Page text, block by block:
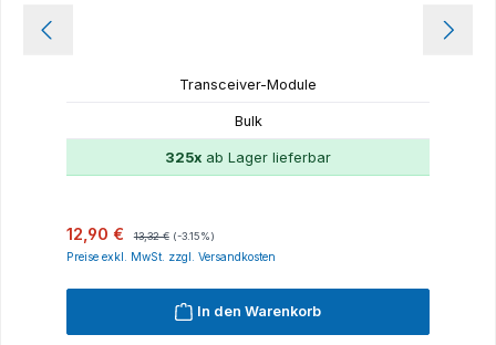
Transceiver-Module
Bulk
325x ab Lager lieferbar
Verkaufspreis:
12,90 € 13,32 € (-3.15%)
Preise exkl. MwSt. zzgl. Versandkosten
In den Warenkorb